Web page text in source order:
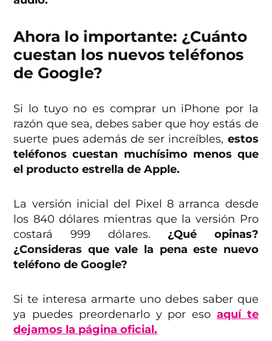
Ahora lo importante: ¿Cuánto
cuestan los nuevos teléfonos
de Google?
Si lo tuyo no es comprar un iPhone por la
razón que sea, debes saber que hoy estás de
suerte pues además de ser increíbles, estos
teléfonos cuestan muchísimo menos que
el producto estrella de Apple.
La versión inicial del Pixel 8 arranca desde
los 840 dólares mientras que la versión Pro
costará 999 dólares. ¿Qué opinas?
¿Consideras que vale la pena este nuevo
teléfono de Google?
Si te interesa armarte uno debes saber que
ya puedes preordenarlo y por eso aquí te
dejamos la página oficial.